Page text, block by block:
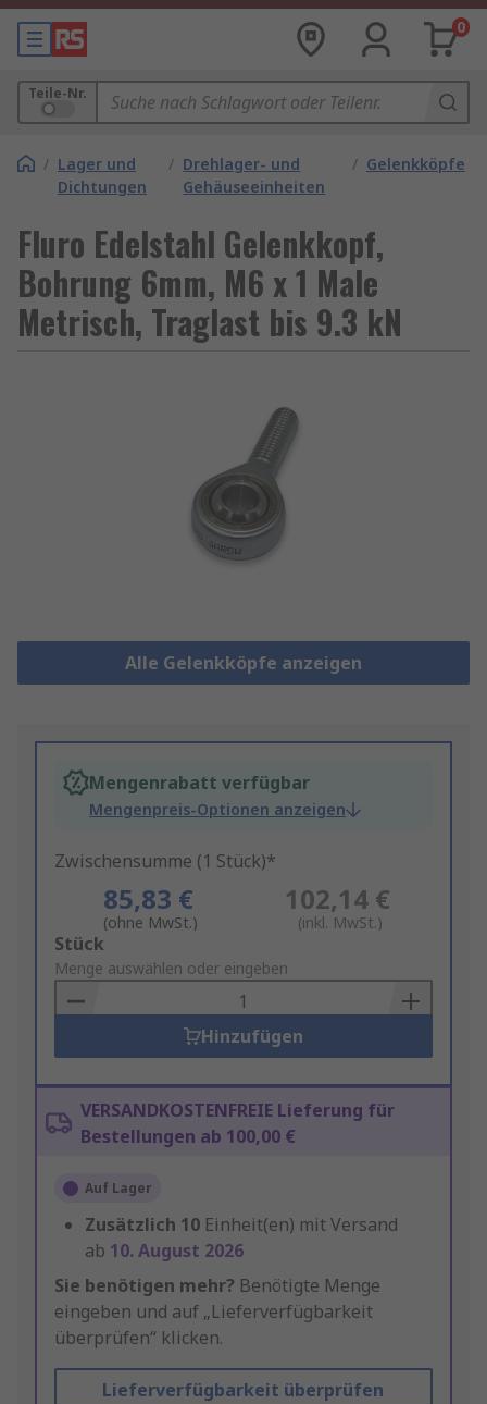
0
Teile-Nr.
/ Lager und
Dichtungen
/ Drehlager- und
Gehäuseeinheiten
/ Gelenkköpfe
Fluro Edelstahl Gelenkkopf,
Bohrung 6mm, M6 x 1 Male
Metrisch, Traglast bis 9.3 kN
Alle Gelenkköpfe anzeigen
Mengenrabatt verfügbar
Mengenpreis-Optionen anzeigen
Zwischensumme (1 Stück)*
85,83 €
(ohne MwSt.)
102,14 €
(inkl. MwSt.)
Add
to
Basket
Stück
Menge auswählen oder eingeben
Hinzufügen
VERSANDKOSTENFREIE Lieferung für
Bestellungen ab 100,00 €
Auf Lager
Zusätzlich 10 Einheit(en) mit Versand
ab 10. August 2026
Sie benötigen mehr? Benötigte Menge
eingeben und auf „Lieferverfügbarkeit
überprüfen“ klicken.
Lieferverfügbarkeit überprüfen